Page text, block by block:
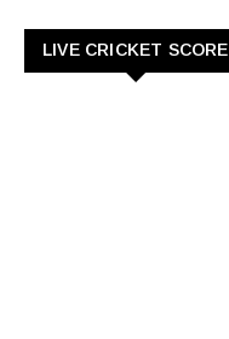
LIVE CRICKET SCORE